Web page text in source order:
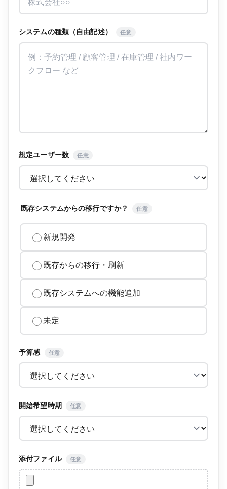
システムの種類（自由記述） 任意
想定ユーザー数 任意
既存システムからの移行ですか？ 任意
新規開発
既存からの移行・刷新
既存システムへの機能追加
未定
予算感 任意
開始希望時期 任意
添付ファイル 任意